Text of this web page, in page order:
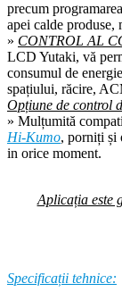
precum
apei calde produse,
» CONTROL AL
LCD Yutaki, vă
consumul de
spațiului, răcire,
Opțiune de control
» Mulțumită
Hi-Kumo, porniți și
in orice moment.
Aplicația este
Specificații tehnice: